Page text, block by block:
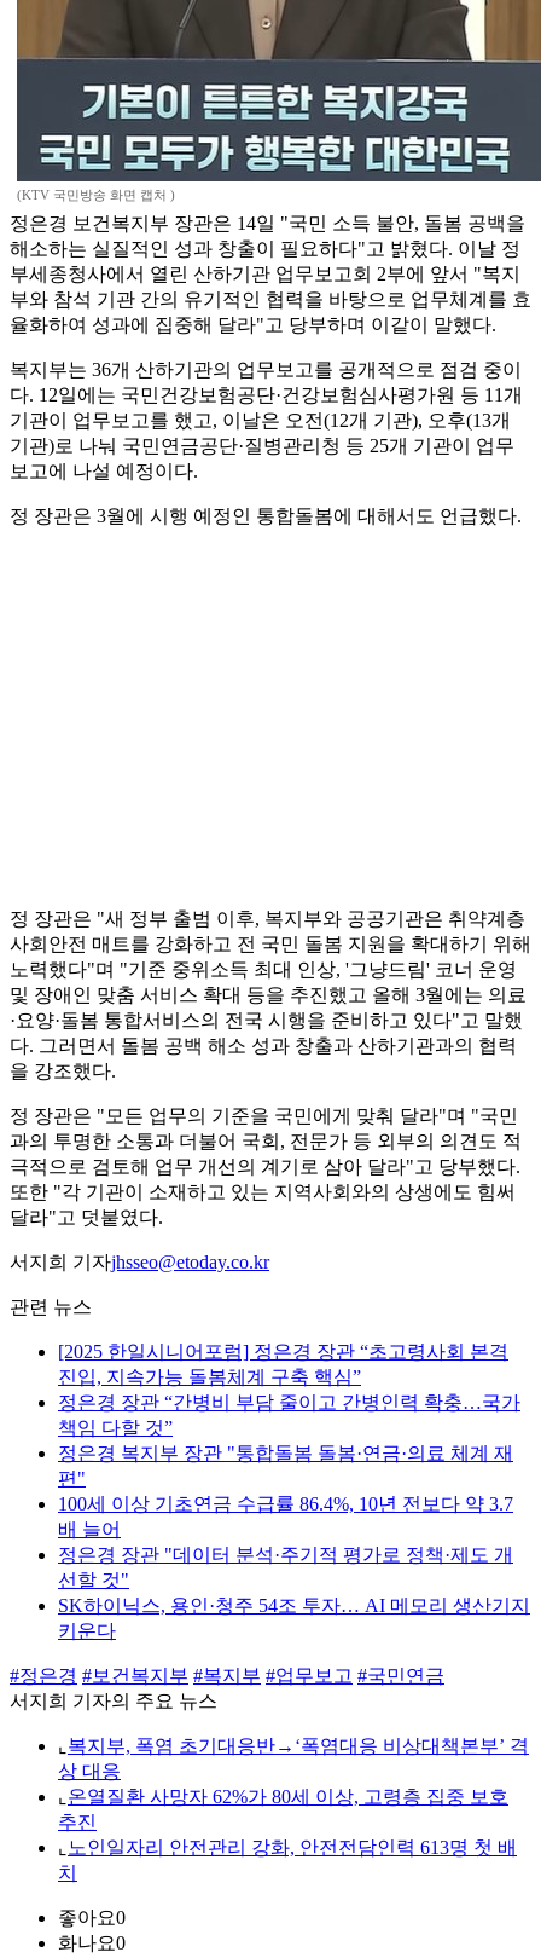
(KTV 국민방송 화면 캡처 )
정은경 보건복지부 장관은 14일 "국민 소득 불안, 돌봄 공백을
해소하는 실질적인 성과 창출이 필요하다"고 밝혔다. 이날 정
부세종청사에서 열린 산하기관 업무보고회 2부에 앞서 "복지
부와 참석 기관 간의 유기적인 협력을 바탕으로 업무체계를 효
율화하여 성과에 집중해 달라"고 당부하며 이같이 말했다.
복지부는 36개 산하기관의 업무보고를 공개적으로 점검 중이
다. 12일에는 국민건강보험공단·건강보험심사평가원 등 11개
기관이 업무보고를 했고, 이날은 오전(12개 기관), 오후(13개
기관)로 나눠 국민연금공단·질병관리청 등 25개 기관이 업무
보고에 나설 예정이다.
정 장관은 3월에 시행 예정인 통합돌봄에 대해서도 언급했다.
정 장관은 "새 정부 출범 이후, 복지부와 공공기관은 취약계층
사회안전 매트를 강화하고 전 국민 돌봄 지원을 확대하기 위해
노력했다"며 "기준 중위소득 최대 인상, '그냥드림' 코너 운영
및 장애인 맞춤 서비스 확대 등을 추진했고 올해 3월에는 의료
·요양·돌봄 통합서비스의 전국 시행을 준비하고 있다"고 말했
다. 그러면서 돌봄 공백 해소 성과 창출과 산하기관과의 협력
을 강조했다.
정 장관은 "모든 업무의 기준을 국민에게 맞춰 달라"며 "국민
과의 투명한 소통과 더불어 국회, 전문가 등 외부의 의견도 적
극적으로 검토해 업무 개선의 계기로 삼아 달라"고 당부했다.
또한 "각 기관이 소재하고 있는 지역사회와의 상생에도 힘써
달라"고 덧붙였다.
서지희 기자jhsseo@etoday.co.kr
관련 뉴스
[2025 한일시니어포럼] 정은경 장관 “초고령사회 본격
진입, 지속가능 돌봄체계 구축 핵심”
정은경 장관 “간병비 부담 줄이고 간병인력 확충…국가
책임 다할 것”
정은경 복지부 장관 "통합돌봄 돌봄·연금·의료 체계 재
편"
100세 이상 기초연금 수급률 86.4%, 10년 전보다 약 3.7
배 늘어
정은경 장관 "데이터 분석·주기적 평가로 정책·제도 개
선할 것"
SK하이닉스, 용인·청주 54조 투자… AI 메모리 생산기지
키운다
#정은경 #보건복지부 #복지부 #업무보고 #국민연금
서지희 기자의 주요 뉴스
⌞ 복지부, 폭염 초기대응반→‘폭염대응 비상대책본부’ 격
상 대응
⌞ 온열질환 사망자 62%가 80세 이상, 고령층 집중 보호
추진
⌞ 노인일자리 안전관리 강화, 안전전담인력 613명 첫 배
치
좋아요0
화나요0